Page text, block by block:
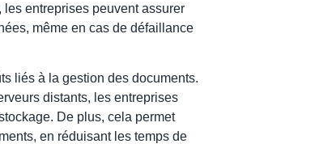
entreprises peuvent assurer
même en cas de défaillance
liés à la gestion des documents.
distants, les entreprises
De plus, cela permet
en réduisant les temps de